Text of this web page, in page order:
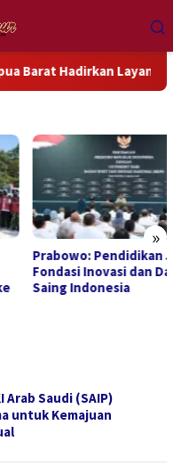
Layanan Hukum
»
Pendidikan Jadi
Inovasi dan Daya
Indonesia
Arab Saudi (SAIP)
untuk Kemajuan